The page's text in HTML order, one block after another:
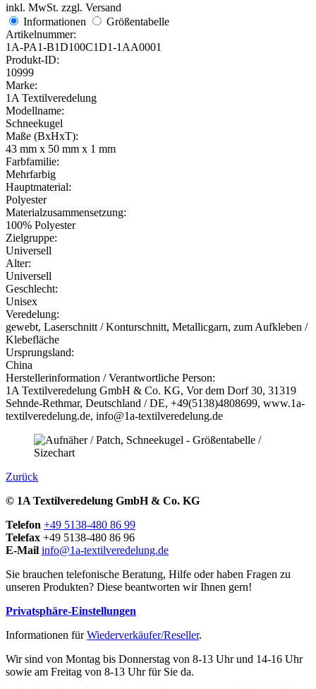
inkl. MwSt. zzgl. Versand
Informationen
Größentabelle
Artikelnummer:
1A-PA1-B1D100C1D1-1AA0001
Produkt-ID:
10999
Marke:
1A Textilveredelung
Modellname:
Schneekugel
Maße (BxHxT):
43 mm x 50 mm x 1 mm
Farbfamilie:
Mehrfarbig
Hauptmaterial:
Polyester
Materialzusammensetzung:
100% Polyester
Zielgruppe:
Universell
Alter:
Universell
Geschlecht:
Unisex
Veredelung:
gewebt, Laserschnitt / Konturschnitt, Metallicgarn, zum Aufkleben /
Klebefläche
Ursprungsland:
China
Herstellerinformation / Verantwortliche Person:
1A Textilveredelung GmbH & Co. KG, Vor dem Dorf 30, 31319
Sehnde-Rethmar, Deutschland / DE, +49(5138)4808699, www.1a-
textilveredelung.de, info@1a-textilveredelung.de
Zurück
© 1A Textilveredelung GmbH & Co. KG
Telefon +49 5138-480 86 99
Telefax +49 5138-480 86 96
E-Mail info@1a-textilveredelung.de
Sie brauchen telefonische Beratung, Hilfe oder haben Fragen zu
unseren Produkten? Diese beantworten wir Ihnen gern!
Privatsphäre-Einstellungen
Informationen fürWiederverkäufer/Reseller.
Wir sind von Montag bis Donnerstag von 8-13 Uhr und 14-16 Uhr
sowie am Freitag von 8-13 Uhr für Sie da.